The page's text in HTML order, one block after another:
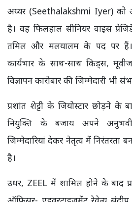
अय्यर (Seethalakshmi Iyer) को
है। वह फिलहाल सीनियर वाइस
तमिल और मलयालम के पद पर
कार्यभार के साथ-साथ किड्स,
विज्ञापन कारोबार की जिम्मेदारी भी
प्रशांत शेट्टी के जियोस्टार छोड़ने के
नियुक्ति के बजाय अपने
जिम्मेदारियां देकर नेतृत्व में निरंतरता
है।
उधर, ZEEL में शामिल होने के बाद